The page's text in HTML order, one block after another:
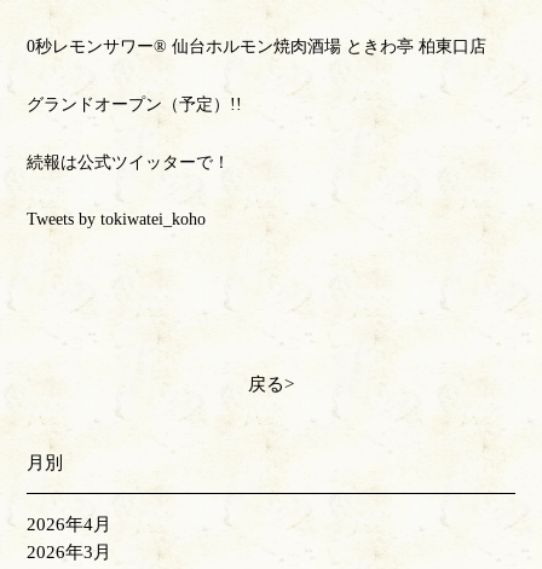
0秒レモンサワー®️ 仙台ホルモン焼肉酒場 ときわ亭 柏東口店
グランドオープン（予定）!!
続報は公式ツイッターで！
Tweets by tokiwatei_koho
戻る
月別
2026年4月
2026年3月